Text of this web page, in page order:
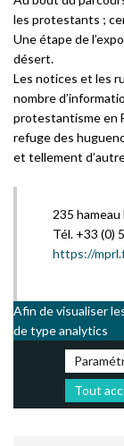
les protestants ;
Une étape de
désert.
Les notices et les
nombre
protestantisme en
refuge des
et tellement
235 hameau
Tél. +33 (0)
https://
Afin de visualiser
de type analytics
Tout